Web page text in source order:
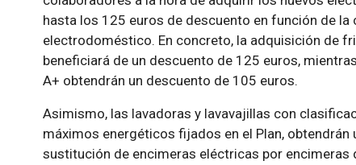
hasta los 125 euros de descuento en función de
electrodoméstico. En concreto, la adquisición de
beneficiará de un descuento de 125 euros,
A+ obtendrán un descuento de 105 euros.
Asimismo, las lavadoras y lavavajillas con
máximos energéticos fijados en el Plan,
sustitución de encimeras eléctricas por